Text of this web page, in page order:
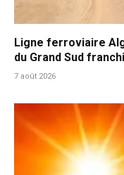
Ligne ferroviaire
du Grand Sud
7 août 2026